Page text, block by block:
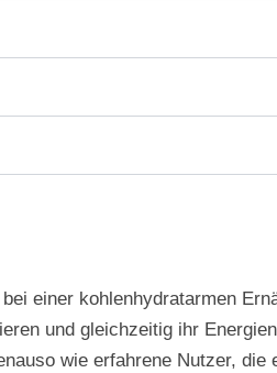
einer kohlenhydratarmen
und gleichzeitig ihr
wie erfahrene Nutzer, die